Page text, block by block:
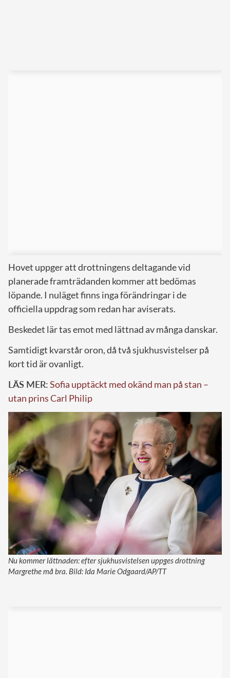
Hovet uppger att drottningens deltagande vid
planerade framträdanden kommer att bedömas
löpande. I nuläget finns inga förändringar i de
officiella uppdrag som redan har aviserats.
Beskedet lär tas emot med lättnad av många danskar.
Samtidigt kvarstår oron, då två sjukhusvistelser på
kort tid är ovanligt.
LÄS MER:Sofia upptäckt med okänd man på stan –
utan prins Carl Philip
Nu kommer lättnaden: efter sjukhusvistelsen uppges drottning
Margrethe må bra. Bild: Ida Marie Odgaard/AP/TT